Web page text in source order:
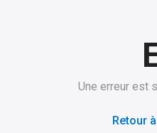
Une erreur est
Retour